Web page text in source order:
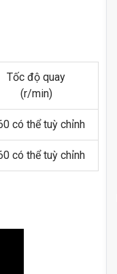
Tốc độ quay
(r/min)
có thể tuỳ chỉnh
có thể tuỳ chỉnh